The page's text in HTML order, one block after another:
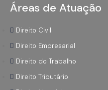
Áreas de Atuação
Direito Civil
Direito Empresarial
Direito do Trabalho
Direito Tributário